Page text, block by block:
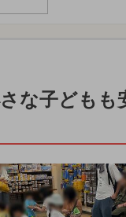
な子どもも